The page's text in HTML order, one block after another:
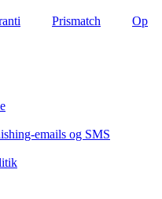
Prismatch
Op
emails og SMS